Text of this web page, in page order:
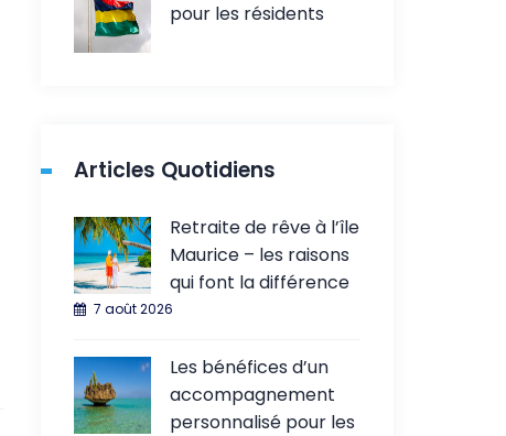
pour les résidents
Articles Quotidiens
Retraite de rêve à l’île
Maurice – les raisons
qui font la différence
7 août 2026
Les bénéfices d’un
accompagnement
personnalisé pour les